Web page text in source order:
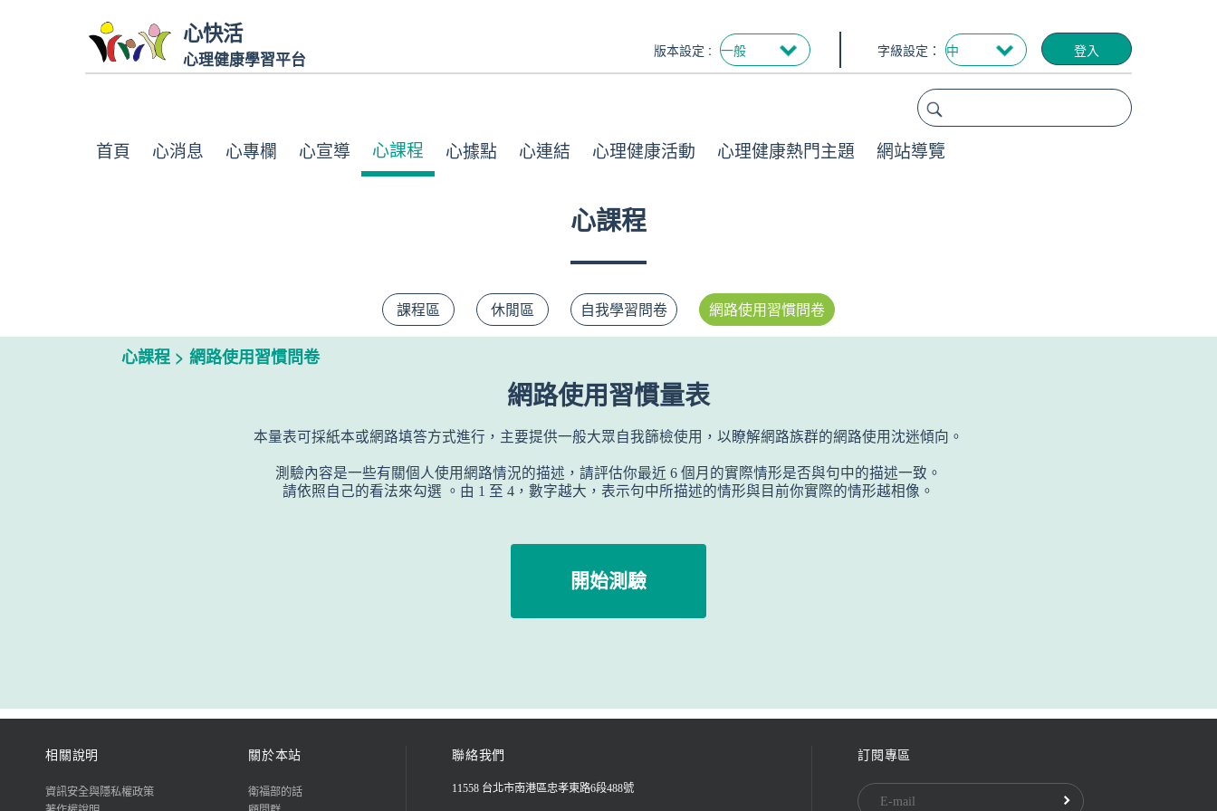
跳到主要內容 心快活
心理健康學習平台 登入
字級設定：
版本設定 :
首頁 心消息 心專欄 心宣導 心課程 心據點 心連結 心理健康活動 心理健康熱門主題 網站導覽
心課程
課程區 休閒區 自我學習問卷 網路使用習慣問卷
心課程 >網路使用習慣問卷
網路使用習慣量表
本量表可採紙本或網路填答方式進行，主要提供一般大眾自我篩檢使用，以瞭解網路族群的網路使用沈迷傾向。
測驗內容是一些有關個人使用網路情況的描述，請評估你最近 6 個月的實際情形是否與句中的描述一致。
請依照自己的看法來勾選 。由 1 至 4，數字越大，表示句中所描述的情形與目前你實際的情形越相像。
開始測驗
相關說明
資訊安全與隱私權政策
關於本站
衛福部的話
聯絡我們
11558 台北市南港區忠孝東路6段488號
訂閱專區